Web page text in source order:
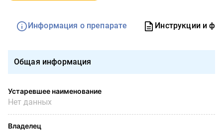
Информация о препарате Инструкции и
Общая информация
Устаревшее наименование
Нет данных
Владелец